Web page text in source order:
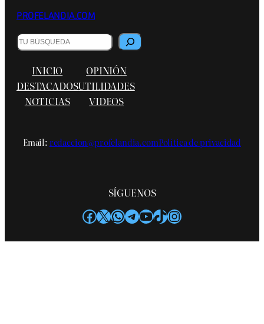
PROFELANDIA.COM
Buscar
INICIO
DESTACADOS
NOTICIAS
OPINIÓN
UTILIDADES
VIDEOS
Email:redaccion@profelandia.comPolítica de privacidad
SÍGUENOS
Facebook
X WhatsApp
Telegram
YouTube
TikTok
Instagram